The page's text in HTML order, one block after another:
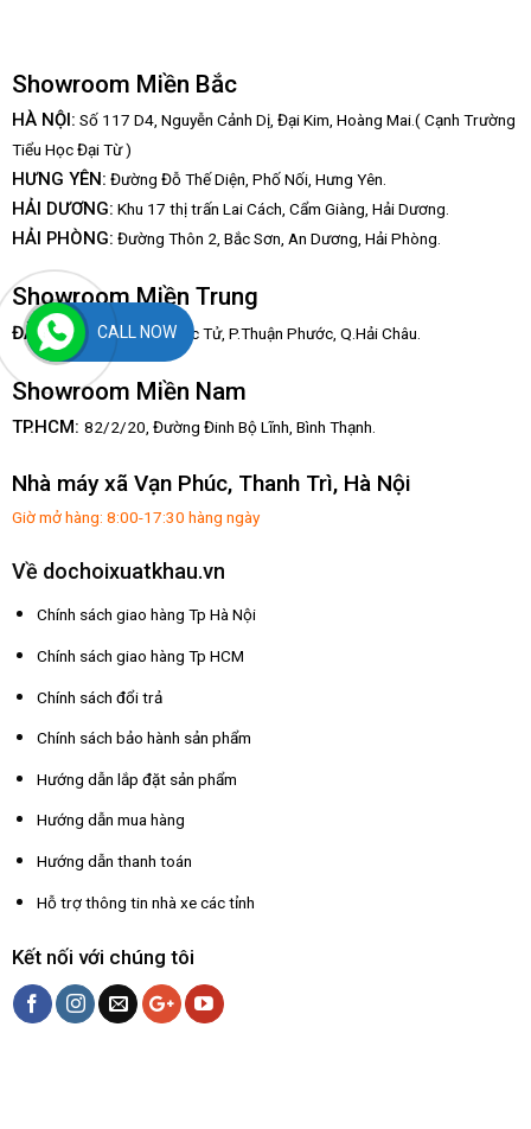
Showroom Miền Bắc
HÀ NỘI: Số 117 D4, Nguyễn Cảnh Dị, Đại Kim, Hoàng Mai.( Cạnh Trường
Tiểu Học Đại Từ )
HƯNG YÊN: Đường Đỗ Thế Diện, Phố Nối, Hưng Yên.
HẢI DƯƠNG: Khu 17 thị trấn Lai Cách, Cẩm Giàng, Hải Dương.
HẢI PHÒNG: Đường Thôn 2, Bắc Sơn, An Dương, Hải Phòng.
Showroom Miền Trung
ĐÀ NẴNG 67/3 Hàn Mạc Tử, P.Thuận Phước, Q.Hải Châu.
Showroom Miền Nam
TP.HCM: 82/2/20, Đường Đinh Bộ Lĩnh, Bình Thạnh.
Nhà máy xã Vạn Phúc, Thanh Trì, Hà Nội
Giờ mở hàng: 8:00-17:30 hàng ngày
Về dochoixuatkhau.vn
Chính sách giao hàng Tp Hà Nội
Chính sách giao hàng Tp HCM
Chính sách đổi trả
Chính sách bảo hành sản phẩm
Hướng dẫn lắp đặt sản phẩm
Hướng dẫn mua hàng
Hướng dẫn thanh toán
Hỗ trợ thông tin nhà xe các tỉnh
Kết nối với chúng tôi
CALL NOW